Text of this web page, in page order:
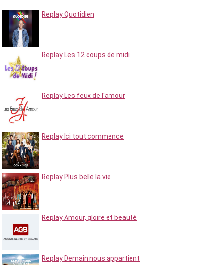
Replay Quotidien
Replay Les 12 coups de midi
Replay Les feux de l'amour
Replay Ici tout commence
Replay Plus belle la vie
Replay Amour, gloire et beauté
Replay Demain nous appartient